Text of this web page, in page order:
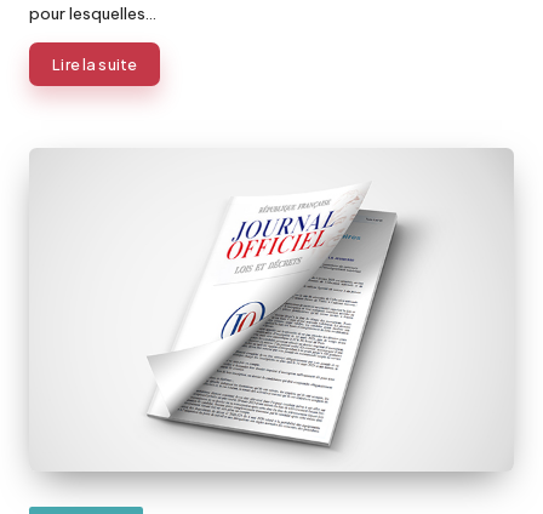
pour lesquelles…
Lire la suite